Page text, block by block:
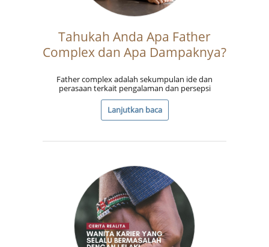
Tahukah Anda Apa Father
Complex dan Apa Dampaknya?
Father complex adalah sekumpulan ide dan
perasaan terkait pengalaman dan persepsi
Lanjutkan baca